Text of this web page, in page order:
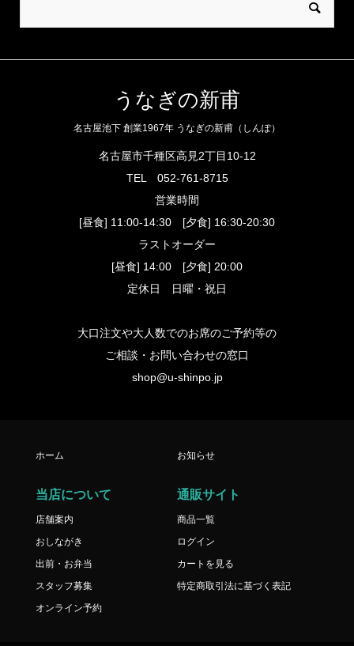
うなぎの新甫
名古屋池下 創業1967年 うなぎの新甫（しんぽ）
名古屋市千種区高見2丁目10-12
TEL 052-761-8715
営業時間
[昼食] 11:00-14:30 [夕食] 16:30-20:30
ラストオーダー
[昼食] 14:00 [夕食] 20:00
定休日 日曜・祝日
大口注文や大人数でのお席のご予約等の
ご相談・お問い合わせの窓口
shop@u-shinpo.jp
ホーム お知らせ
当店について
店舗案内
おしながき
出前・お弁当
スタッフ募集
オンライン予約
通販サイト
商品一覧
ログイン
カートを見る
特定商取引法に基づく表記